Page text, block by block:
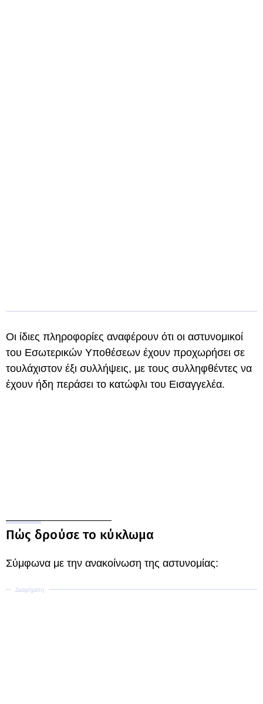
Οι ίδιες πληροφορίες αναφέρουν ότι οι αστυνομικοί
του Εσωτερικών Υποθέσεων έχουν προχωρήσει σε
τουλάχιστον έξι συλλήψεις, με τους συλληφθέντες να
έχουν ήδη περάσει το κατώφλι του Εισαγγελέα.
Πώς δρούσε το κύκλωμα
Σύμφωνα με την ανακοίνωση της αστυνομίας: